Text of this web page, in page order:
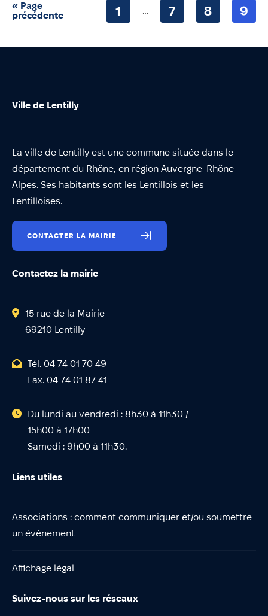
« Page
précédente
1 … 7 8 9
Ville de Lentilly
La ville de Lentilly est une commune située dans le
département du Rhône, en région Auvergne-Rhône-
Alpes. Ses habitants sont les Lentillois et les
Lentilloises.
CONTACTER LA MAIRIE
Contactez la mairie
15 rue de la Mairie
69210 Lentilly
Tél. 04 74 01 70 49
Fax. 04 74 01 87 41
Du lundi au vendredi : 8h30 à 11h30 /
15h00 à 17h00
Samedi : 9h00 à 11h30.
Liens utiles
Associations : comment communiquer et/ou soumettre
un évènement
Affichage légal
Suivez-nous sur les réseaux